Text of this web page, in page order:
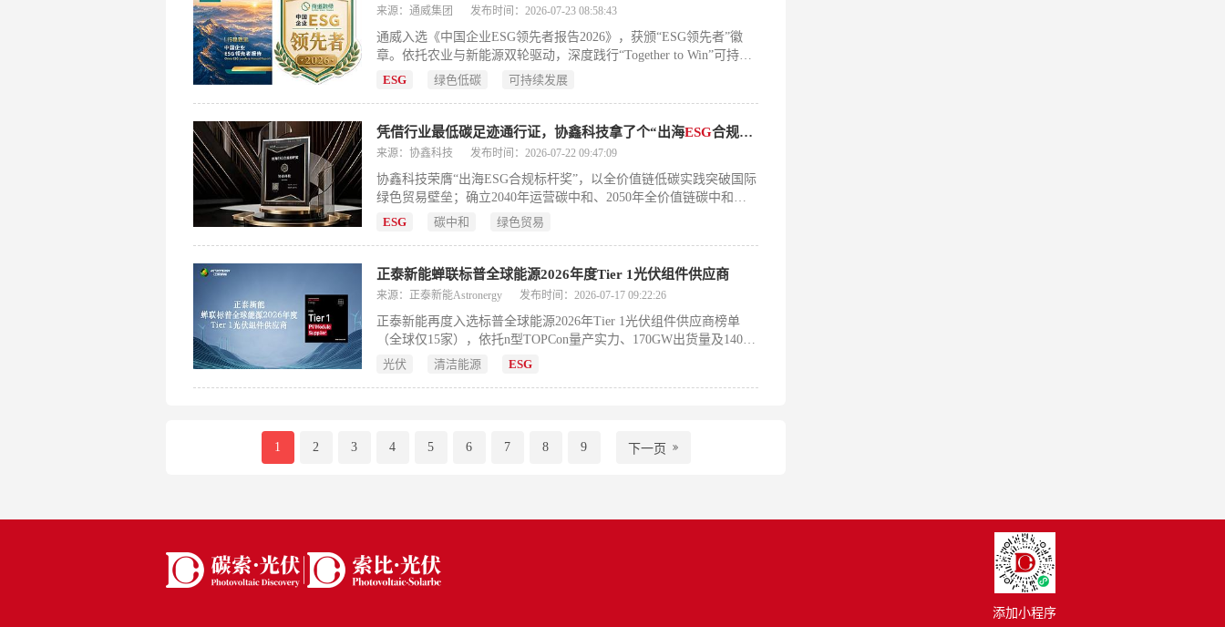
来源：通威集团 发布时间：2026-07-23 08:58:43
通威入选《中国企业ESG领先者报告2026》，获颁“ESG领先者”徽
章。依托农业与新能源双轮驱动，深度践行“Together to Win”可持续
发展战略，在环境治理、社会价值创造与公司治理方面表现突出，
ESG 绿色低碳 可持续发展
凭借行业最低碳足迹通行证，协鑫科技拿了个“出海ESG合规标杆奖”
来源：协鑫科技 发布时间：2026-07-22 09:47:09
协鑫科技荣膺“出海ESG合规标杆奖”，以全价值链低碳实践突破国际
绿色贸易壁垒；确立2040年运营碳中和、2050年全价值链碳中和目
标，ESG评级全线跃升至A级，多项国际评级位居行业前列，彰显零
ESG 碳中和 绿色贸易
正泰新能蝉联标普全球能源2026年度Tier 1光伏组件供应商
来源：正泰新能Astronergy 发布时间：2026-07-17 09:22:26
正泰新能再度入选标普全球能源2026年Tier 1光伏组件供应商榜单
（全球仅15家），依托n型TOPCon量产实力、170GW出货量及140国
市场覆盖。榜单首度引入RiskGauge™信用风险评估，凸显其穿越周
光伏 清洁能源 ESG
1 2 3 4 5 6 7 8 9 下一页
添加小程序